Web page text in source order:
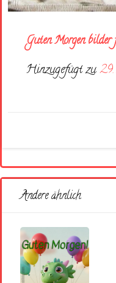
Guten Morgen
Hinzugefügt zu
Andere ähnlich